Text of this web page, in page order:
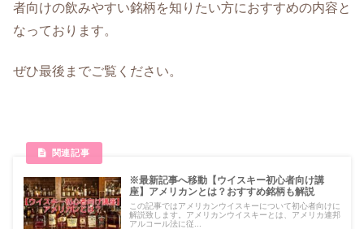
者向けの飲みやすい銘柄を知りたい方におすすめの内容と
なっております。
ぜひ最後までご覧ください。
※最新記事へ移動【ウイスキー初心者向け講
座】アメリカンとは？おすすめ銘柄も解説
この記事ではアメリカンウイスキーについて初心者向けに
解説致します。アメリカンウイスキーとは、アメリカ連邦
アルコール法に従...